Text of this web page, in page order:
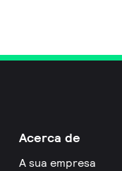
Acerca de
A sua empresa